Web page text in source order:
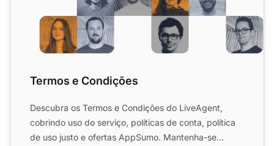
Termos e Condições
Descubra os Termos e Condições do LiveAgent,
cobrindo uso do serviço, políticas de conta, política
de uso justo e ofertas AppSumo. Mantenha-se